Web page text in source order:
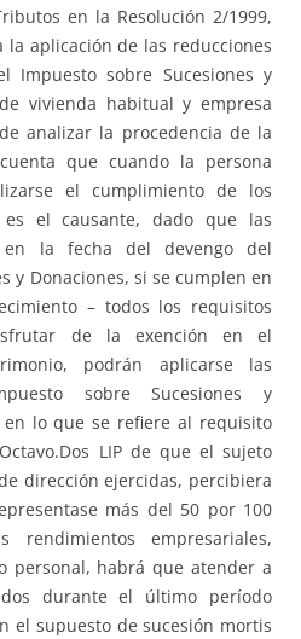
en la Resolución 2/1999,
aplicación de las reducciones
Impuesto sobre Sucesiones y
vivienda habitual y empresa
analizar la procedencia de la
que cuando la persona
el cumplimiento de los
es el causante, dado que las
en la fecha del devengo del
y Donaciones, si se cumplen en
– todos los requisitos
de la exención en el
podrán aplicarse las
sobre Sucesiones y
en lo que se refiere al requisito
LIP de que el sujeto
dirección ejercidas, percibiera
más del 50 por 100
empresariales,
personal, habrá que atender a
durante el último período
el supuesto de sucesión mortis